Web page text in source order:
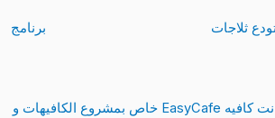
ثلاجات برنامج
لادارة الكافيه و السايبر نت كافيه EasyCafe خاص بمشروع الكافيهات و